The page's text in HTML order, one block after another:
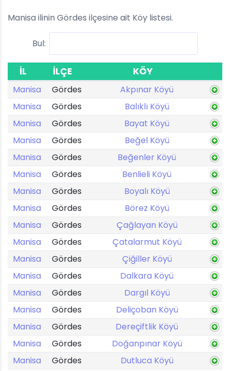
Manisa ilinin Gördes ilçesine ait Köy listesi.
Bul:
İL İLÇE KÖY
Manisa Gördes
Akpınar Köyü
Manisa
Gördes
Balıklı Köyü
Manisa
Gördes
Bayat Köyü
Manisa
Gördes
Beğel Köyü
Manisa
Gördes
Beğenler Köyü
Manisa
Gördes
Benlieli Köyü
Manisa
Gördes
Boyalı Köyü
Manisa
Gördes
Börez Köyü
Manisa
Gördes
Çağlayan Köyü
Manisa
Gördes
Çatalarmut Köyü
Manisa
Gördes
Çiğiller Köyü
Manisa
Gördes
Dalkara Köyü
Manisa
Gördes
Dargıl Köyü
Manisa
Gördes
Deliçoban Köyü
Manisa
Gördes
Dereçiftlik Köyü
Manisa
Gördes
Doğanpınar Köyü
Manisa
Gördes
Dutluca Köyü